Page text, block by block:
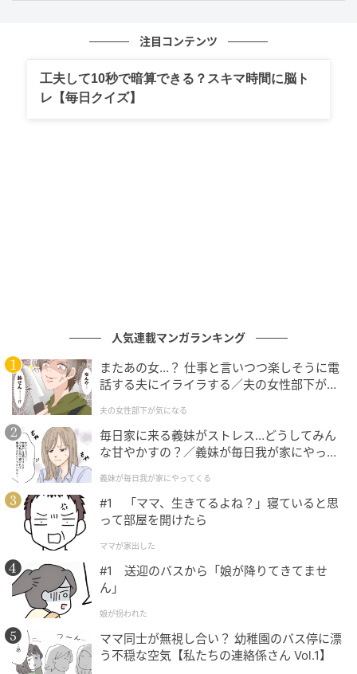
よって、
=2時間24分
時間は60進法なので、小数部分は60を掛けて分に直す
必要があります。
例えば、
2.5時間
=2時間30分
1.2時間
=1時間12分
となります。
小数部分をそのまま分にするのではなく、「60を掛け
注目コンテンツ
工夫して10秒で暗算できる？スキマ時間に脳ト
レ【毎日クイズ】
人気連載マンガランキング
またあの女…？ 仕事と言いつつ楽しそうに電
話する夫にイライラする／夫の女性部下が気
夫の女性部下が気になる
毎日家に来る義妹がストレス…どうしてみん
な甘やかすの？／義妹が毎日我が家にやって
が】
義妹が毎日我が家にやってくる
#1 「ママ、生きてるよね？」寝ていると思
って部屋を開けたら
ママが家出した
#1 送迎のバスから「娘が降りてきてませ
ん」
娘が拐われた
ママ同士が無視し合い？ 幼稚園のバス停に漂
う不穏な空気【私たちの連絡係さん Vol.1】